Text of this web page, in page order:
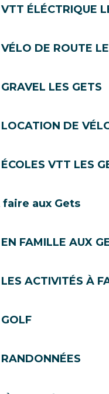
VTT ÉLÉCTRIQUE
VÉLO DE ROUTE
GRAVEL LES GETS
LOCATION DE
ÉCOLES VTT LES
faire aux Gets
EN FAMILLE AUX
LES ACTIVITÉS À
GOLF
RANDONNÉES
m
à moins de
m
à 08:27
Gets
7597189)
de